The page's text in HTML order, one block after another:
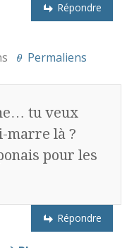
Répondre
Permaliens
tu veux
marre là ?
pour les
Répondre